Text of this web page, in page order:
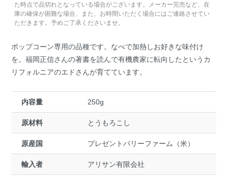
た時点で品切れとなっている場合がございます。メーカー完売など、在
庫の確保が困難な場合、また、お時間いただく場合にはご連絡させてい
ただきます。予めご了承くださいませ。
ポップコーン専用の品種です。なべで加熱しお好きな味付け
を。福岡正信さんの著書を読んで有機農家に転向したというカ
リフォルニアのエドさんが育てています。
内容量 250g
原材料 とうもろこし
原産国 プレゼントバリーファーム（米）
輸入者 アリサン有限会社